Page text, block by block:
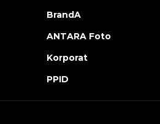
BrandA
ANTARA Foto
Korporat
PPID